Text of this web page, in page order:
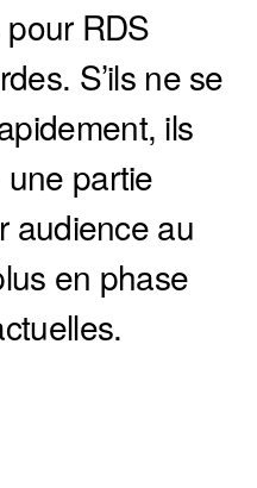
RDS
S’ils ne se
ils
partie
audience au
en phase